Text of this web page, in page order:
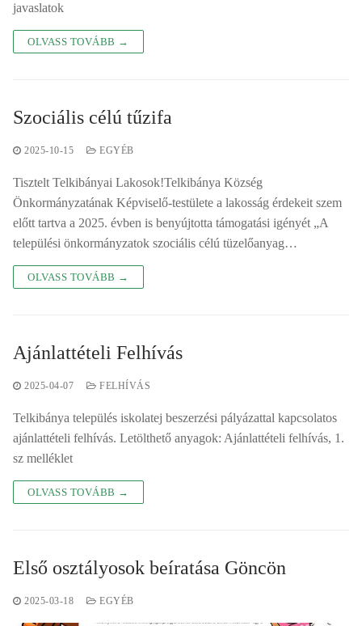
javaslatok
OLVASS TOVÁBB →
Szociális célú tűzifa
2025-10-15 EGYÉB
Tisztelt Telkibányai Lakosok!Telkibánya Község
Önkormányzatának Képviselő-testülete a lakosság érdekeit szem
előtt tartva a 2025. évben is benyújtotta támogatási igényét „A
települési önkormányzatok szociális célú tüzelőanyag…
OLVASS TOVÁBB →
Ajánlattételi Felhívás
2025-04-07 FELHÍVÁS
Telkibánya település iskolatej beszerzési pályázattal kapcsolatos
ajánlattételi felhívás. Letölthető anyagok: Ajánlattételi felhívás, 1.
sz melléklet
OLVASS TOVÁBB →
Első osztályosok beíratása Göncön
2025-03-18 EGYÉB